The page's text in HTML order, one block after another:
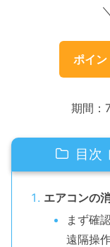
ポイン
期間：
目次
エアコンの
まず確
遠隔操